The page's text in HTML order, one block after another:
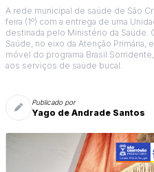
A rede municipal de saúde de São
feira (1º) com a entrega de uma
destinada pelo Ministério da Saúde.
Saúde, no eixo da Atenção
móvel do programa Brasil
aos serviços de saúde bucal.
Publicado por
Yago de Andrade Santos